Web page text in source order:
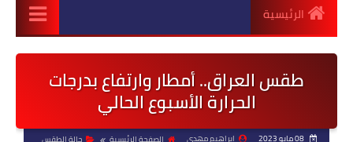
الرئيسية
طقس العراق.. أمطار وارتفاع بدرجات
الحرارة الأسبوع الحالي
08 مايو 2023 ابراهيم مهدي